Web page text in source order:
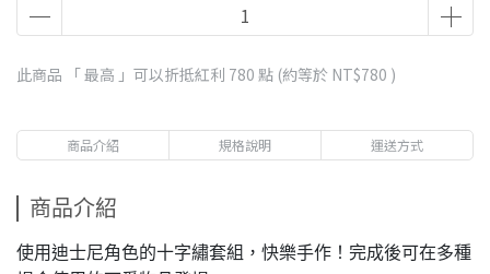
此商品 「 最高 」可以折抵紅利 780 點 (約等於 NT$780 )
商品介紹 規格說明 運送方式
商品介紹
使用迪士尼角色的十字繡套組，快樂手作！完成後可在多種